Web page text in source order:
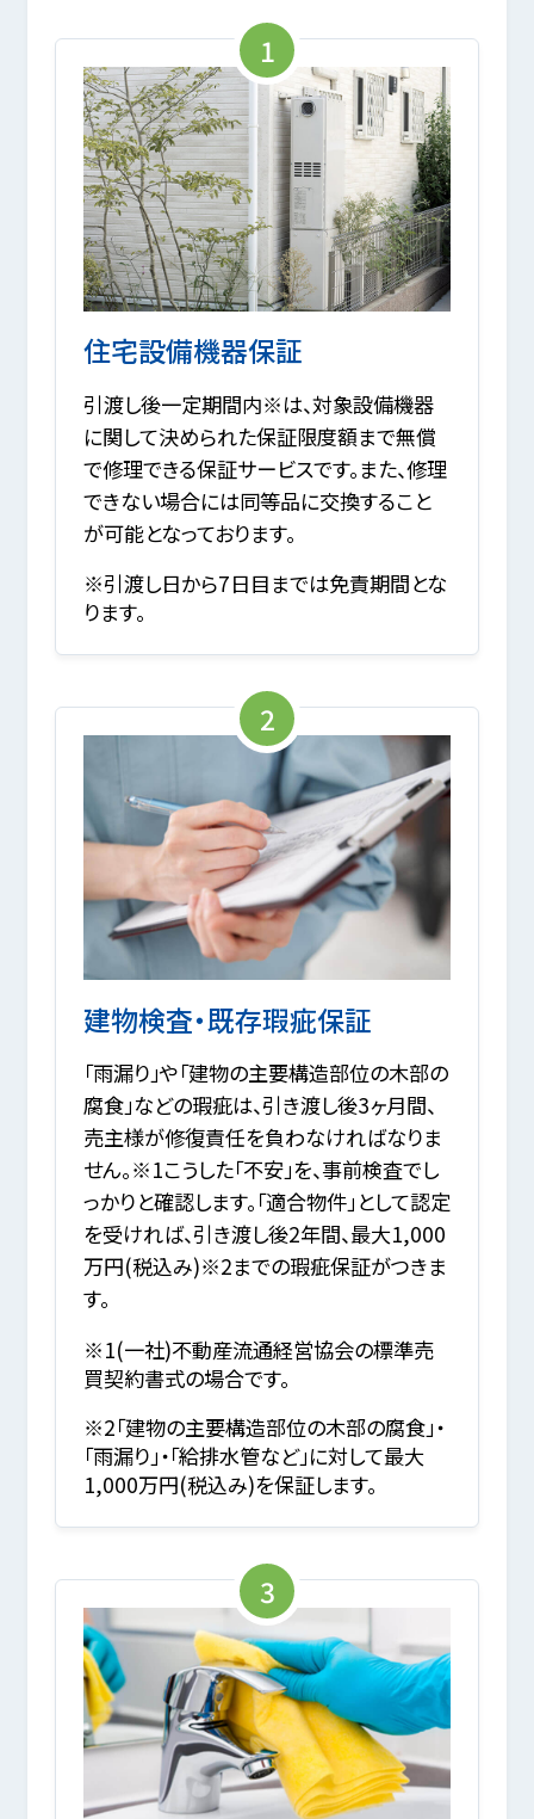
1
住宅設備機器保証
引渡し後一定期間内※は、対象設備機器
に関して決められた保証限度額まで無償
で修理できる保証サービスです。また、修理
できない場合には同等品に交換すること
が可能となっております。
※引渡し日から7日目までは免責期間とな
ります。
2
建物検査・既存瑕疵保証
「雨漏り」や「建物の主要構造部位の木部の
腐食」などの瑕疵は、引き渡し後3ヶ月間、
売主様が修復責任を負わなければなりま
せん。※1こうした「不安」を、事前検査でし
っかりと確認します。「適合物件」として認定
を受ければ、引き渡し後2年間、最大1,000
万円(税込み)※2までの瑕疵保証がつきま
す。
※1(一社)不動産流通経営協会の標準売
買契約書式の場合です。
※2「建物の主要構造部位の木部の腐食」・
「雨漏り」・「給排水管など」に対して最大
1,000万円(税込み)を保証します。
3